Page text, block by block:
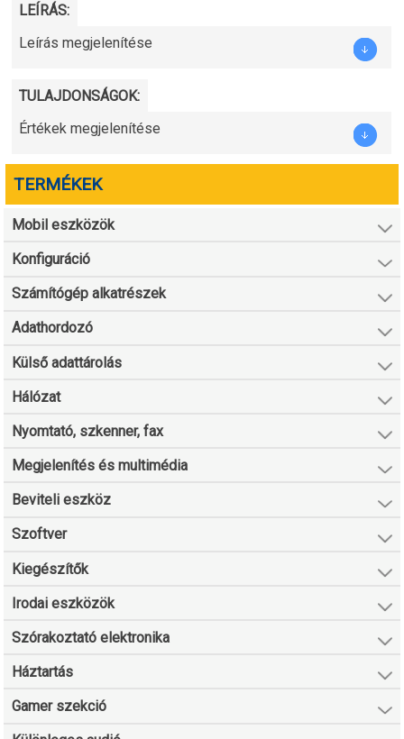
LEÍRÁS:
Leírás megjelenítése
TULAJDONSÁGOK:
Értékek megjelenítése
TERMÉKEK
Mobil eszközök
Konfiguráció
Számítógép alkatrészek
Adathordozó
Külső adattárolás
Hálózat
Nyomtató, szkenner, fax
Megjelenítés és multimédia
Beviteli eszköz
Szoftver
Kiegészítők
Irodai eszközök
Szórakoztató elektronika
Háztartás
Gamer szekció